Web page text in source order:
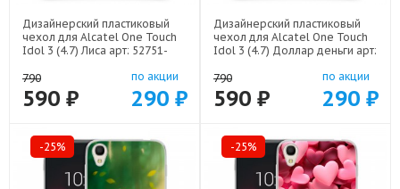
Дизайнерский пластиковый
чехол для Alcatel One Touch
Idol 3 (4.7) Лиса арт: 52751-
790
590 ₽
по акции
290 ₽
Дизайнерский пластиковый
чехол для Alcatel One Touch
Idol 3 (4.7) Доллар деньги арт:
790
590 ₽
по акции
290 ₽
-25% -25%